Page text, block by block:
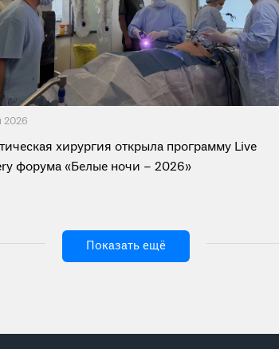
2026
хирургия открыла программу Live
форума «Белые ночи – 2026»
Показать ещё